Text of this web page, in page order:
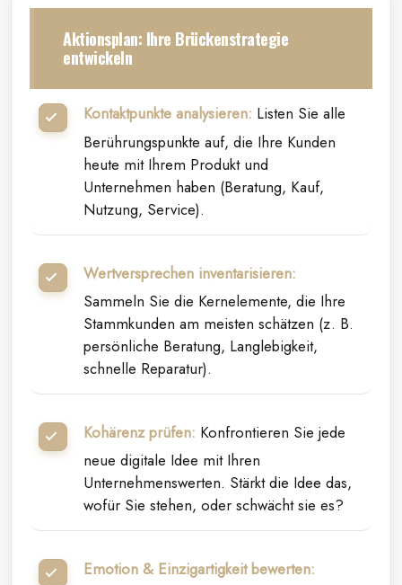
Aktionsplan: Ihre Brückenstrategie
entwickeln
Kontaktpunkte analysieren: Listen Sie alle
Berührungspunkte auf, die Ihre Kunden
heute mit Ihrem Produkt und
Unternehmen haben (Beratung, Kauf,
Nutzung, Service).
Wertversprechen inventarisieren:
Sammeln Sie die Kernelemente, die Ihre
Stammkunden am meisten schätzen (z. B.
persönliche Beratung, Langlebigkeit,
schnelle Reparatur).
Kohärenz prüfen: Konfrontieren Sie jede
neue digitale Idee mit Ihren
Unternehmenswerten. Stärkt die Idee das,
wofür Sie stehen, oder schwächt sie es?
Emotion & Einzigartigkeit bewerten: